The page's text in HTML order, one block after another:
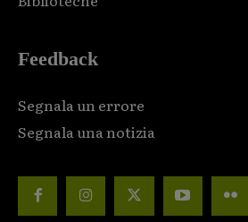
Feedback
Segnala un errore
Segnala una notizia